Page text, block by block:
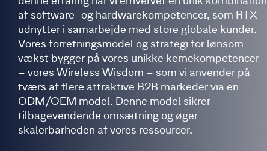
af software- og hardwarekompetencer, som RTX
udnytter i samarbejde med store globale kunder.
Vores forretningsmodel og strategi for lønsom
vækst bygger på vores unikke kernekompetencer
– vores Wireless Wisdom – som vi anvender på
tværs af flere attraktive B2B markeder via en
ODM/OEM model. Denne model sikrer
tilbagevendende omsætning og øger
skalerbarheden af vores ressourcer.